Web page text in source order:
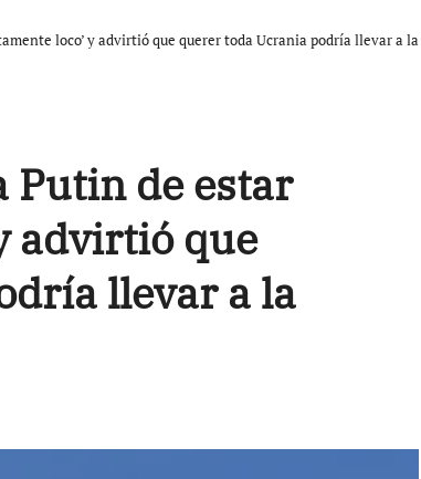
loco’ y advirtió que querer toda Ucrania podría llevar a la
Putin de estar
advirtió que
llevar a la